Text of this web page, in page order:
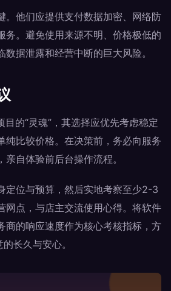
。他们应提供支付数据加密、网络防
务。避免使用来源不明、价格极低的
据泄露和经营中断的巨大风险。
目的“灵魂”，其选择应优先考虑稳定
纯比较价格。在决策前，务必向服务
自体验前后台操作流程。
定位与预算，然后实地考察至少2-3
网点，与店主交流使用心得。将软件
商的响应速度作为核心考核指标，方
长久与安心。